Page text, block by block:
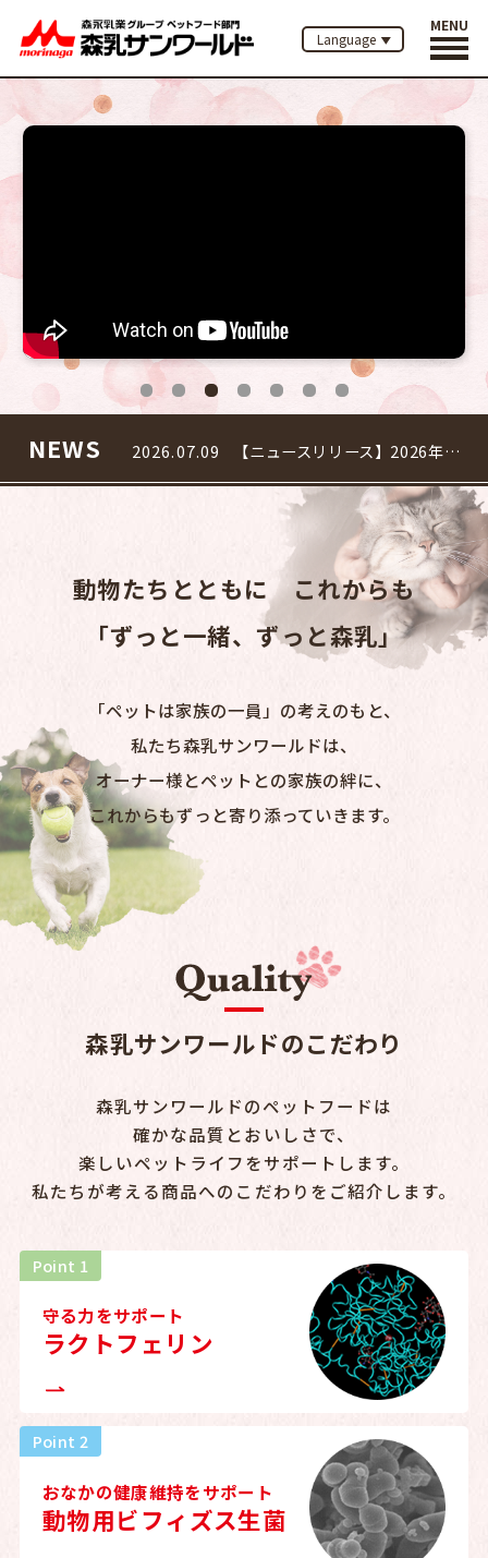
Language
MENU
NEWS
2026.07.09 【ニュースリリース】2026年秋 スーパーゴールド フィッシュ＆ポテト「リブランディング」のご案内
2026.07.24
フリーダイヤル 夏季休止のお知らせ
2026.07.09
【ニュースリリース】2026年秋 スーパーゴールド フィッシュ＆ポテト「リブランディング」のご案内
2026.07.24 フリーダイヤル 夏季休止のお知らせ
「みるぱん」のご案内
【ニュースリリース】2026年秋 スーパーゴールド フィッシュ＆ポテト「リブランディング」のご案内
動物たちとともに これからも
「ずっと一緒、ずっと森乳」
「ペットは家族の一員」の考えのもと、
私たち森乳サンワールドは、
オーナー様とペットとの家族の絆に、
これからもずっと寄り添っていきます。
森乳サンワールドのこだわり
森乳サンワールドのペットフードは
確かな品質とおいしさで、
楽しいペットライフをサポートします。
私たちが考える商品へのこだわりをご紹介します。
Point 1
守る力をサポート
ラクトフェリン
Point 2
おなかの健康維持をサポート
動物用ビフィズス生菌